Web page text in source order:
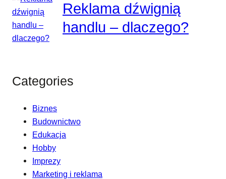
Reklama dźwignią
handlu – dlaczego?
Categories
Biznes
Budownictwo
Edukacja
Hobby
Imprezy
Marketing i reklama